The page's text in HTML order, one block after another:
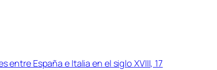
España e Italia en el siglo XVIII, 17